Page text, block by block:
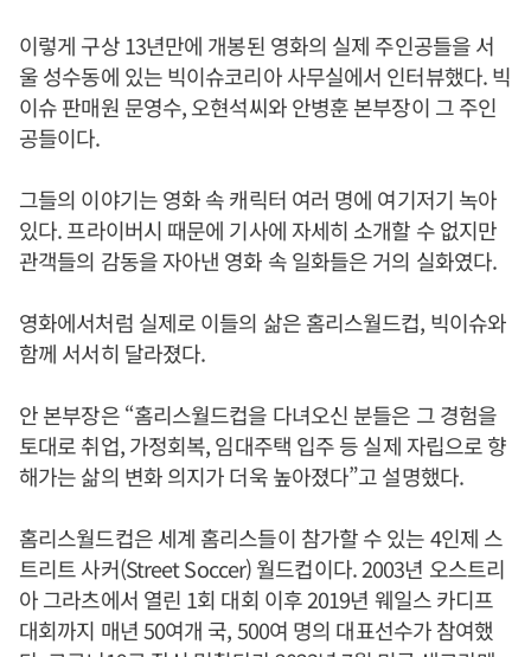
이렇게 구상 13년만에 개봉된 영화의 실제 주인공들을 서
울 성수동에 있는 빅이슈코리아 사무실에서 인터뷰했다. 빅
이슈 판매원 문영수, 오현석씨와 안병훈 본부장이 그 주인
공들이다.
그들의 이야기는 영화 속 캐릭터 여러 명에 여기저기 녹아
있다. 프라이버시 때문에 기사에 자세히 소개할 수 없지만
관객들의 감동을 자아낸 영화 속 일화들은 거의 실화였다.
영화에서처럼 실제로 이들의 삶은 홈리스월드컵, 빅이슈와
함께 서서히 달라졌다.
안 본부장은 “홈리스월드컵을 다녀오신 분들은 그 경험을
토대로 취업, 가정회복, 임대주택 입주 등 실제 자립으로 향
해가는 삶의 변화 의지가 더욱 높아졌다”고 설명했다.
홈리스월드컵은 세계 홈리스들이 참가할 수 있는 4인제 스
트리트 사커(Street Soccer) 월드컵이다. 2003년 오스트리
아 그라츠에서 열린 1회 대회 이후 2019년 웨일스 카디프
대회까지 매년 50여개 국, 500여 명의 대표선수가 참여했